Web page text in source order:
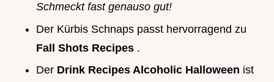
Schmeckt fast genauso gut!
Der Kürbis Schnaps passt hervorragend zu
Fall Shots Recipes .
Der Drink Recipes Alcoholic Halloween ist